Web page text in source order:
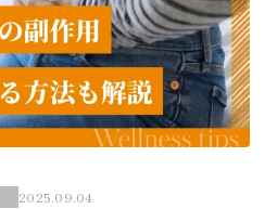
2025.09.04